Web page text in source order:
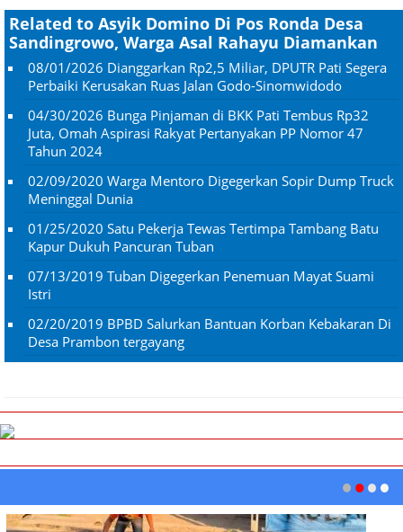
Related to Asyik Domino Di Pos Ronda Desa
Sandingrowo, Warga Asal Rahayu Diamankan
08/01/2026 Dianggarkan Rp2,5 Miliar, DPUTR Pati Segera
Perbaiki Kerusakan Ruas Jalan Godo-Sinomwidodo
04/30/2026 Bunga Pinjaman di BKK Pati Tembus Rp32
Juta, Omah Aspirasi Rakyat Pertanyakan PP Nomor 47
Tahun 2024
02/09/2020 Warga Mentoro Digegerkan Sopir Dump Truck
Meninggal Dunia
01/25/2020 Satu Pekerja Tewas Tertimpa Tambang Batu
Kapur Dukuh Pancuran Tuban
07/13/2019 Tuban Digegerkan Penemuan Mayat Suami
Istri
02/20/2019 BPBD Salurkan Bantuan Korban Kebakaran Di
Desa Prambon tergayang